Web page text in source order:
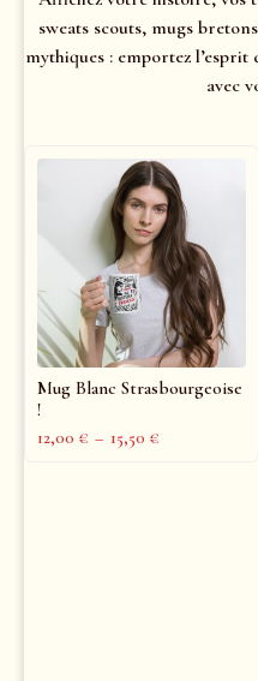
sweats scouts, mugs
mythiques : emportez
avec
Mug Blanc Strasbourgeoise
!
12,00 € – 15,50 €